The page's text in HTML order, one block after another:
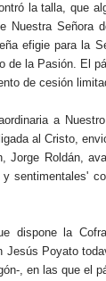
la talla, que
Nuestra Señora
efigie para la
de la Pasión. El
de cesión
a
al Cristo,
Jorge Roldán,
sentimentales'
dispone la
Poyato
, en las que el